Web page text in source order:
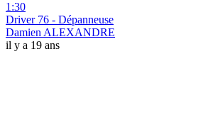
1:30
Driver 76 - Dépanneuse
Damien ALEXANDRE
il y a 19 ans